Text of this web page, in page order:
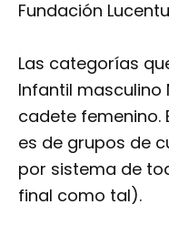
Fundación
Las categorías
Infantil masculino
cadete femenino.
es de grupos de
por sistema de
final como tal).